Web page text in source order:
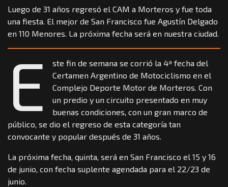
Luego de 31 años regresó el CAM a Morteros y fue toda
una fiesta. El mejor de San Francisco fue Agustín Delgado
en 110 Menores. La próxima fecha será en nuestra ciudad.
E
ste fin de semana se corrió la 4ª fecha del
Certamen Argentino de Motociclismo en el
Complejo Deporte Motor de Morteros. Con
un predio y un circuito presentado en muy
buenas condiciones, con un gran marco de
público, se dio el regreso de esta categoría tan
convocante y popular después de 31 años.
La próxima fecha, quinta, será en San Francisco el 15 y 16
de junio, con fecha suplente agendada para el 22/23 de
junio.